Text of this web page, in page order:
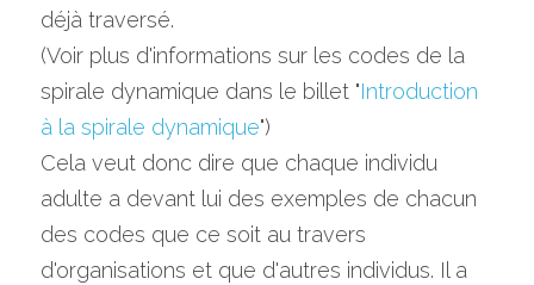
déjà traversé.
(Voir plus d'informations sur les codes de la
spirale dynamique dans le billet "Introduction
à la spirale dynamique")
Cela veut donc dire que chaque individu
adulte a devant lui des exemples de chacun
des codes que ce soit au travers
d'organisations et que d'autres individus. Il a